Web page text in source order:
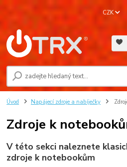
CZK
Úvod Napájecí zdroje a nabíječky
Zdroje k
V této sekci naleznete
zdroje k notebookům